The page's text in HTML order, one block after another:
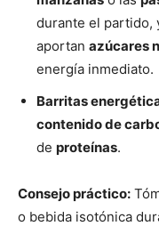
durante el partido,
aportan azúcares
energía inmediato.
Barritas
contenido de
de proteínas.
Consejo práctico:
o bebida isotónica